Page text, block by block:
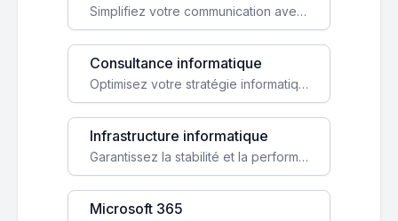
Simplifiez votre communication avec une solution VoIP flexible, économique et adaptée à vos besoins professionnels.
Consultance informatique
Optimisez votre stratégie informatique avec l'expertise de nos consultants pour améliorer votre efficacité et sécurité.
Infrastructure informatique
Garantissez la stabilité et la performance de votre entreprise avec une infrastructure IT sécurisée et évolutive.
Microsoft 365